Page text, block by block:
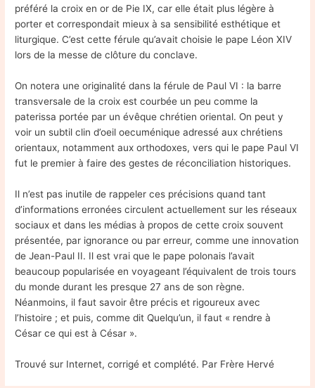
préféré la croix en or de Pie IX, car elle était plus légère à
porter et correspondait mieux à sa sensibilité esthétique et
liturgique. C’est cette férule qu’avait choisie le pape Léon XIV
lors de la messe de clôture du conclave.
On notera une originalité dans la férule de Paul VI : la barre
transversale de la croix est courbée un peu comme la
paterissa portée par un évêque chrétien oriental. On peut y
voir un subtil clin d’oeil oecuménique adressé aux chrétiens
orientaux, notamment aux orthodoxes, vers qui le pape Paul VI
fut le premier à faire des gestes de réconciliation historiques.
Il n’est pas inutile de rappeler ces précisions quand tant
d’informations erronées circulent actuellement sur les réseaux
sociaux et dans les médias à propos de cette croix souvent
présentée, par ignorance ou par erreur, comme une innovation
de Jean-Paul II. Il est vrai que le pape polonais l’avait
beaucoup popularisée en voyageant l’équivalent de trois tours
du monde durant les presque 27 ans de son règne.
Néanmoins, il faut savoir être précis et rigoureux avec
l’histoire ; et puis, comme dit Quelqu’un, il faut « rendre à
César ce qui est à César ».
Trouvé sur Internet, corrigé et complété. Par Frère Hervé